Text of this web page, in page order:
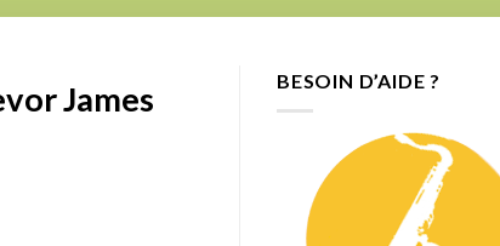
James BESOIN D’AIDE ?